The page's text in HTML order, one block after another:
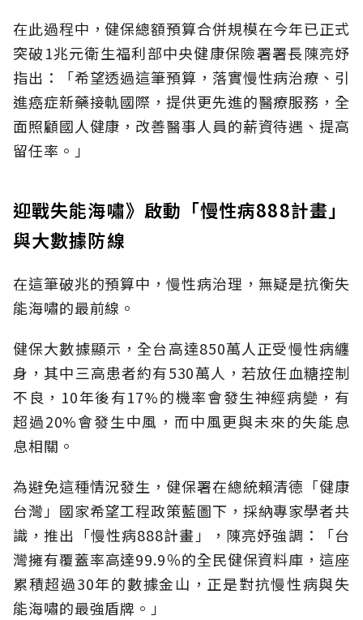
在此過程中，健保總額預算合併規模在今年已正式
突破1兆元衛生福利部中央健康保險署署長陳亮妤
指出：「希望透過這筆預算，落實慢性病治療、引
進癌症新藥接軌國際，提供更先進的醫療服務，全
面照顧國人健康，改善醫事人員的薪資待遇、提高
留任率。」
迎戰失能海嘯》啟動「慢性病888計畫」
與大數據防線
在這筆破兆的預算中，慢性病治理，無疑是抗衡失
能海嘯的最前線。
健保大數據顯示，全台高達850萬人正受慢性病纏
身，其中三高患者約有530萬人，若放任血糖控制
不良，10年後有17%的機率會發生神經病變，有
超過20%會發生中風，而中風更與未來的失能息
息相關。
為避免這種情況發生，健保署在總統賴清德「健康
台灣」國家希望工程政策藍圖下，採納專家學者共
識，推出「慢性病888計畫」，陳亮妤強調：「台
灣擁有覆蓋率高達99.9％的全民健保資料庫，這座
累積超過30年的數據金山，正是對抗慢性病與失
能海嘯的最強盾牌。」